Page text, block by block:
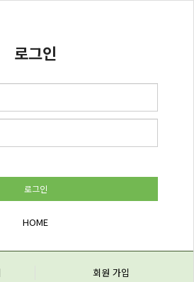
로그인
HOME
회원 가입